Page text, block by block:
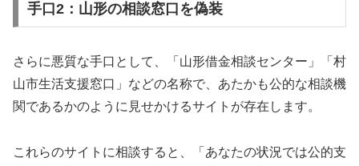
手口2：山形の相談窓口を偽装
さらに悪質な手口として、「山形借金相談センター」「村
山市生活支援窓口」などの名称で、あたかも公的な相談機
関であるかのように見せかけるサイトが存在します。
これらのサイトに相談すると、「あなたの状況では公的支